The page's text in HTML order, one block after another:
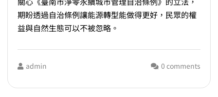
期盼透過自治條例讓能源轉型能做得更好，民眾的權
益與自然生態可以不被忽略。
admin 0 comments